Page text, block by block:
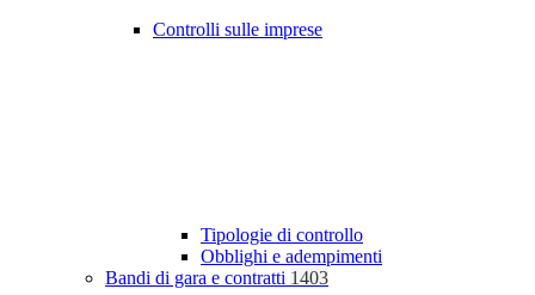
Controlli sulle imprese
Tipologie di controllo
Obblighi e adempimenti
Bandi di gara e contratti 1403